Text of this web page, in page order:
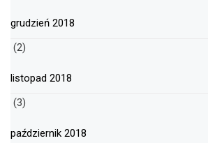
grudzień 2018
(2)
listopad 2018
(3)
październik 2018